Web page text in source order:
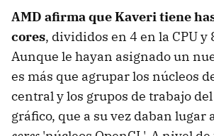
AMD afirma que Kaveri tiene
cores, divididos en 4 en la CPU y
Aunque le hayan asignado un
es más que agrupar los núcleos
central y los grupos de trabajo
gráfico, que a su vez daban lugar